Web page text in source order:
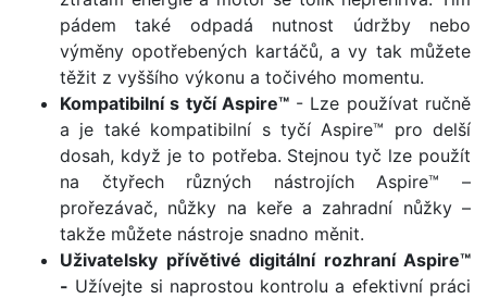
pádem také odpadá nutnost údržby nebo
výměny opotřebených kartáčů, a vy tak můžete
těžit z vyššího výkonu a točivého momentu.
Kompatibilní s tyčí Aspire™ - Lze používat ručně
a je také kompatibilní s tyčí Aspire™ pro delší
dosah, když je to potřeba. Stejnou tyč lze použít
na čtyřech různých nástrojích Aspire™ –
prořezávač, nůžky na keře a zahradní nůžky –
takže můžete nástroje snadno měnit.
Uživatelsky přívětivé digitální rozhraní Aspire™
- Užívejte si naprostou kontrolu a efektivní práci